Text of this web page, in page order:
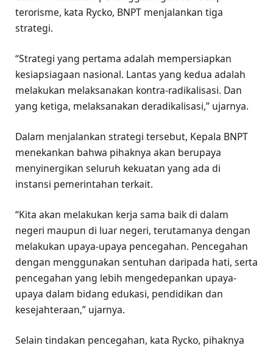
terorisme, kata Rycko, BNPT menjalankan tiga
strategi.
“Strategi yang pertama adalah mempersiapkan
kesiapsiagaan nasional. Lantas yang kedua adalah
melakukan melaksanakan kontra-radikalisasi. Dan
yang ketiga, melaksanakan deradikalisasi,” ujarnya.
Dalam menjalankan strategi tersebut, Kepala BNPT
menekankan bahwa pihaknya akan berupaya
menyinergikan seluruh kekuatan yang ada di
instansi pemerintahan terkait.
“Kita akan melakukan kerja sama baik di dalam
negeri maupun di luar negeri, terutamanya dengan
melakukan upaya-upaya pencegahan. Pencegahan
dengan menggunakan sentuhan daripada hati, serta
pencegahan yang lebih mengedepankan upaya-
upaya dalam bidang edukasi, pendidikan dan
kesejahteraan,” ujarnya.
Selain tindakan pencegahan, kata Rycko, pihaknya